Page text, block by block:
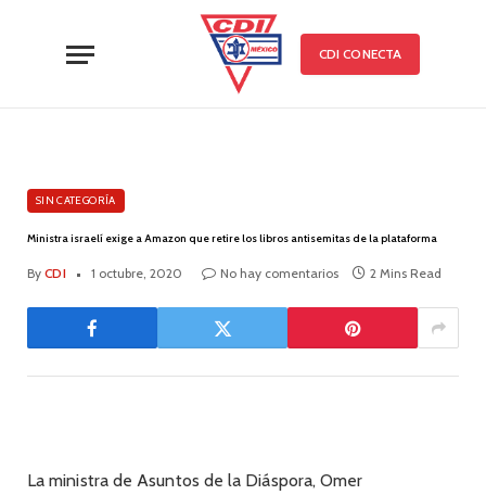
CDI CONECTA
SIN CATEGORÍA
Ministra israelí exige a Amazon que retire los libros antisemitas de la plataforma
By CDI 1 octubre, 2020 No hay comentarios 2 Mins Read
La ministra de Asuntos de la Diáspora, Omer